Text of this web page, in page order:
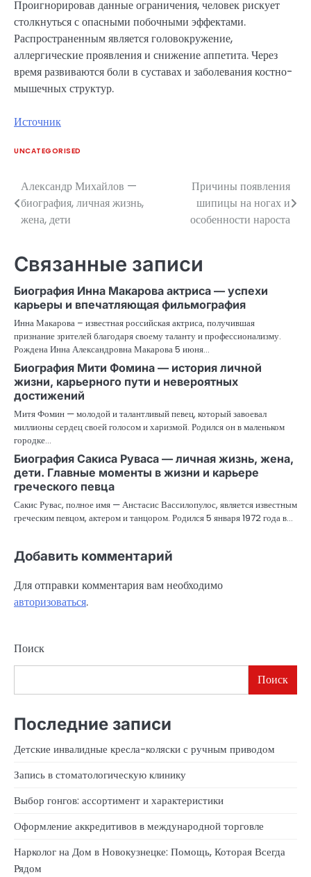
Проигнорировав данные ограничения, человек рискует
столкнуться с опасными побочными эффектами.
Распространенным является головокружение,
аллергические проявления и снижение аппетита. Через
время развиваются боли в суставах и заболевания костно-
мышечных структур.
Источник
UNCATEGORISED
Навигация
по
Александр Михайлов —
биография, личная жизнь,
жена, дети
Причины появления
шипицы на ногах и
особенности нароста
Связанные записи
Биография Инна Макарова актриса — успехи
карьеры и впечатляющая фильмография
Инна Макарова – известная российская актриса, получившая
признание зрителей благодаря своему таланту и профессионализму.
Рождена Инна Александровна Макарова 5 июня…
Биография Мити Фомина — история личной
жизни, карьерного пути и невероятных
достижений
Митя Фомин — молодой и талантливый певец, который завоевал
миллионы сердец своей голосом и харизмой. Родился он в маленьком
городке…
Биография Сакиса Руваса — личная жизнь, жена,
дети. Главные моменты в жизни и карьере
греческого певца
Сакис Рувас, полное имя — Анстасис Вассилопулос, является известным
греческим певцом, актером и танцором. Родился 5 января 1972 года в…
Добавить комментарий
Для отправки комментария вам необходимо
авторизоваться.
Поиск
Поиск
Последние записи
Детские инвалидные кресла-коляски с ручным приводом
Запись в стоматологическую клинику
Выбор гонгов: ассортимент и характеристики
Оформление аккредитивов в международной торговле
Нарколог на Дом в Новокузнецке: Помощь, Которая Всегда
Рядом